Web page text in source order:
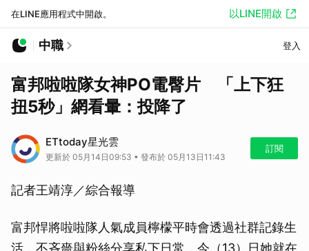
在LINE應用程式中開啟。 以LINE開啟
中職 登入
富邦啦啦隊女神PO電臀片 「上下狂
扭5秒」網看暈：投降了
ETtoday星光雲
更新於 05月14日09:53 • 發布於 05月13日11:43
訂閱
記者王靖淳／綜合報導
富邦悍將啦啦隊人氣成員檸檬平時會透過社群記錄生
活，不吝嗇與粉絲分享私下日常，今（13）日她就在